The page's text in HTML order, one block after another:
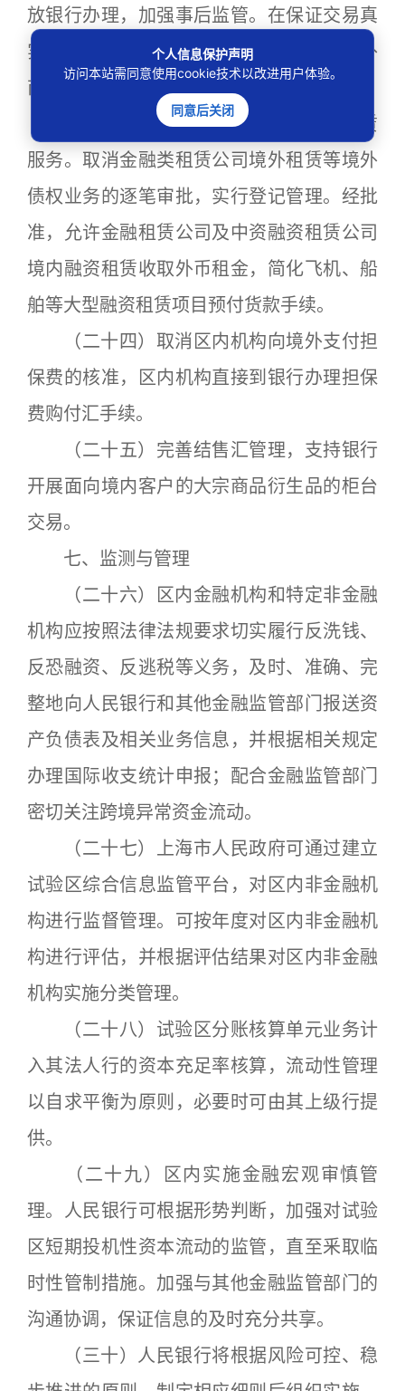
放银行办理，加强事后监管。在保证交易真
实性和数据釆集完整的条件下，允许区内外
商直接投资项下的外汇资金意愿结汇。
（二十三）支持试验区开展境内外租赁
服务。取消金融类租赁公司境外租赁等境外
债权业务的逐笔审批，实行登记管理。经批
准，允许金融租赁公司及中资融资租赁公司
境内融资租赁收取外币租金，简化飞机、船
舶等大型融资租赁项目预付货款手续。
（二十四）取消区内机构向境外支付担
保费的核准，区内机构直接到银行办理担保
费购付汇手续。
（二十五）完善结售汇管理，支持银行
开展面向境内客户的大宗商品衍生品的柜台
交易。
七、监测与管理
（二十六）区内金融机构和特定非金融
机构应按照法律法规要求切实履行反洗钱、
反恐融资、反逃税等义务，及时、准确、完
整地向人民银行和其他金融监管部门报送资
产负债表及相关业务信息，并根据相关规定
办理国际收支统计申报；配合金融监管部门
密切关注跨境异常资金流动。
（二十七）上海市人民政府可通过建立
试验区综合信息监管平台，对区内非金融机
构进行监督管理。可按年度对区内非金融机
构进行评估，并根据评估结果对区内非金融
机构实施分类管理。
（二十八）试验区分账核算单元业务计
入其法人行的资本充足率核算，流动性管理
以自求平衡为原则，必要时可由其上级行提
供。
（二十九）区内实施金融宏观审慎管
理。人民银行可根据形势判断，加强对试验
区短期投机性资本流动的监管，直至釆取临
时性管制措施。加强与其他金融监管部门的
沟通协调，保证信息的及时充分共享。
（三十）人民银行将根据风险可控、稳
个人信息保护声明
访问本站需同意使用cookie技术以改进用户体验。
同意后关闭